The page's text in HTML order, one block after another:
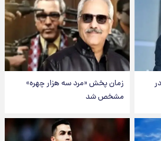
زمان پخش «مرد سه هزار چهره»
مشخص شد